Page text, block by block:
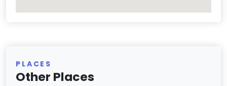
PLACES
Other Places